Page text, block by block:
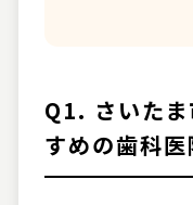
Q1. さいた
すめの歯科